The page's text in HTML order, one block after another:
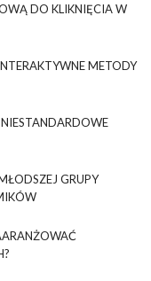
DO KLIKNIĘCIA W
METODY
GRUPY